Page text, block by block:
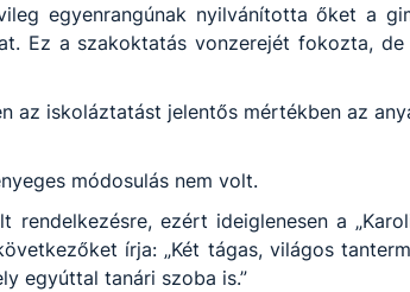
egyenrangúnak nyilvánította őket a
Ez a szakoktatás vonzerejét fokozta,
az iskoláztatást jelentős mértékben az
módosulás nem volt.
ezért ideiglenesen a
írja: „Két tágas, világos
egyúttal tanári szoba is.”